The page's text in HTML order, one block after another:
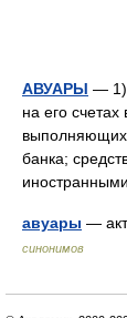
АВУАРЫ — 1)
на его
банка;
авуары —
синонимов